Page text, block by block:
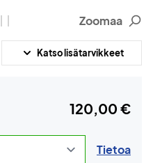
Zoomaa
Katso lisätarvikkeet
120,00 €
Tietoa